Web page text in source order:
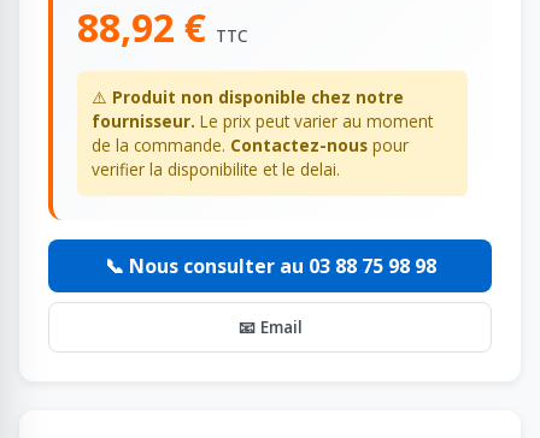
88,92 € TTC
⚠️ Produit non disponible chez notre
fournisseur. Le prix peut varier au moment
de la commande. Contactez-nous pour
verifier la disponibilite et le delai.
📞 Nous consulter au 03 88 75 98 98
📧 Email